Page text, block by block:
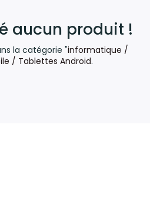
aucun produit !
la catégorie "informatique /
/ Tablettes Android.